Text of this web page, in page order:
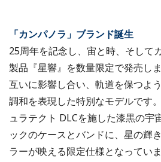
「カンパノラ」ブランド誕生
25周年を記念し、宙と時、そして
製品『星響』を数量限定で発売し
互いに影響し合い、軌道を保つよ
調和を表現した特別なモデルです
ュラテクト DLCを施した漆黒の宇
ックのケースとバンドに、星の輝
ラーが映える限定仕様となっていま